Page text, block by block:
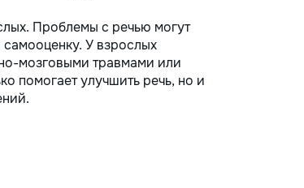
Проблемы с речью могут
У взрослых
мозговыми травмами или
помогает улучшить речь, но и